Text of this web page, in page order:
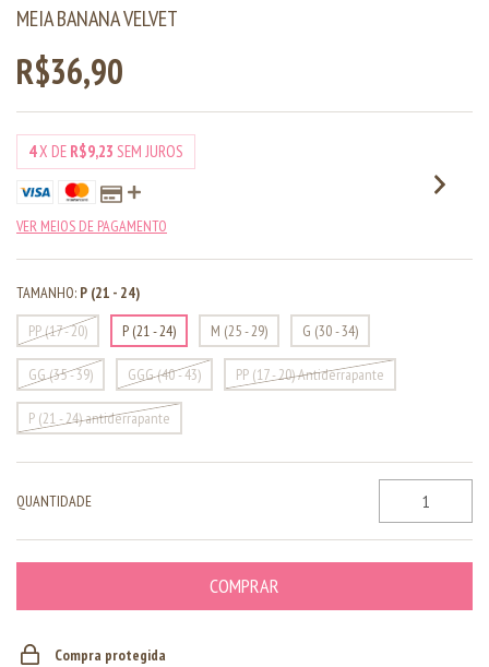
MEIA BANANA VELVET
R$36,90
4X DE R$9,23 SEM JUROS
VER MEIOS DE PAGAMENTO
TAMANHO: P (21 - 24)
PP (17 - 20)
P (21 - 24) M (25 - 29) G (30 - 34)
GG (35 - 39) GGG (40 - 43) PP (17 - 20) Antiderrapante
P (21 - 24) antiderrapante
QUANTIDADE
Compra protegida